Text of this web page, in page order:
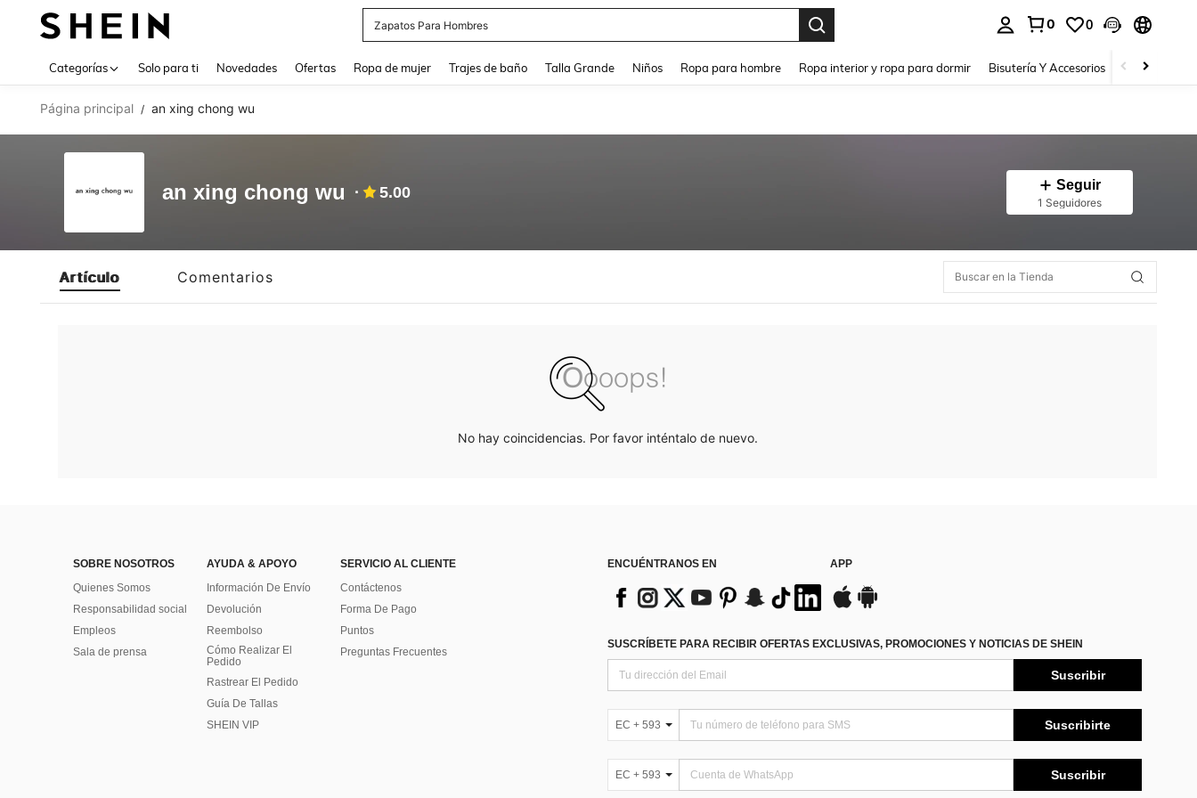
Zapatos Para Hombres
0 0
Categorías Solo para ti Novedades Ofertas Ropa de mujer Trajes de baño Talla Grande Niños Ropa para hombre Ropa interior y ropa para dormir Bisutería Y Accesorios Zapatos
Página principal / an xing chong wu
an xing chong wu 5.00 Seguir
1 Seguidores
Artículo Comentarios
No hay coincidencias. Por favor inténtalo de nuevo.
SOBRE NOSOTROS
Quienes Somos
Responsabilidad social
Empleos
Sala de prensa
AYUDA & APOYO
Información De Envío
Devolución
Reembolso
Cómo Realizar El
Pedido
Rastrear El Pedido
Guía De Tallas
SHEIN VIP
SERVICIO AL CLIENTE
Contáctenos
Forma De Pago
Puntos
Preguntas Frecuentes
ENCUÉNTRANOS EN APP
SUSCRÍBETE PARA RECIBIR OFERTAS EXCLUSIVAS, PROMOCIONES Y NOTICIAS DE SHEIN
Suscribir
EC + 593 Suscribirte
EC + 593 Suscribir